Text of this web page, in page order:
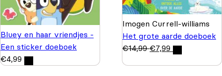
Bluey en haar vriendjes -
Een sticker doeboek
€4,99
Imogen Currell-williams
Het grote aarde doeboek
€14,99 €7,99